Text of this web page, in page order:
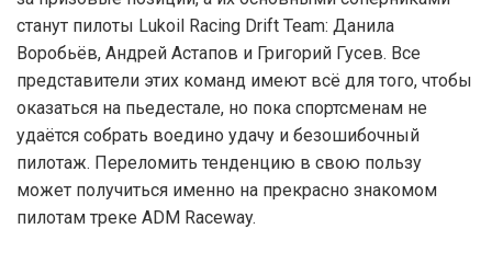
станут пилоты Lukoil Racing Drift Team: Данила
Воробьёв, Андрей Астапов и Григорий Гусев. Все
представители этих команд имеют всё для того, чтобы
оказаться на пьедестале, но пока спортсменам не
удаётся собрать воедино удачу и безошибочный
пилотаж. Переломить тенденцию в свою пользу
может получиться именно на прекрасно знакомом
пилотам треке ADM Raceway.